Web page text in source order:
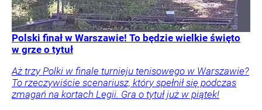
Polski finał w Warszawie! To będzie wielkie święto
w grze o tytuł
Aż trzy Polki w finale turnieju tenisowego w Warszawie?
To rzeczywiście scenariusz, który spełnił się podczas
zmagań na kortach Legii. Gra o tytuł już w piątek!